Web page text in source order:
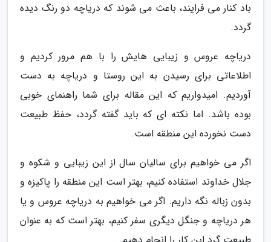
باد کنار می فرایند، باعث می شوند که دریاچه دو رنگ دیده
گردد.
دریاچه عروس و زیبایی هایش را با هم مرور کردیم و
اطلاعاتی برای رسیدن به این روستا و دریاچه به دست
آوردیم. امیدواریم که این مقاله برای شما راهنمای خوبی
بوده باشد. اما نکته ای که باید گفته گردد، حفظ طبیعت
دست نخورده این منطقه است.
اگر می خواهیم برای سالیان سال از این زیبایی و شکوه و
جلال خداوند استفاده کنیم، بهتر است این منطقه را پاکیزه و
بدون زباله نگه داریم. اگر می خواهیم به دریاچه عروس و یا
هر دریاچه و جنگل دیگری سفر کنیم، بهتر است که به عنوان